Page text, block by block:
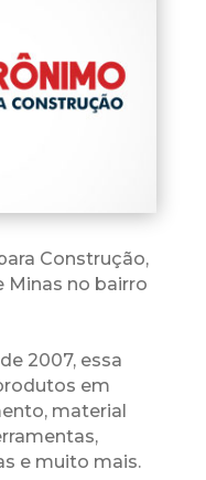
Construção,
Minas no bairro
2007, essa
em
material
e muito mais.